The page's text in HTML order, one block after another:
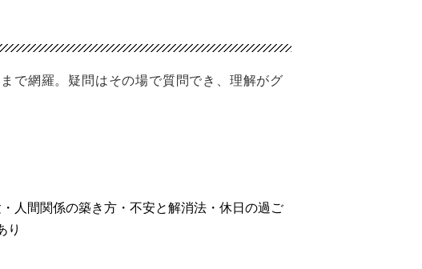
で網羅。疑問はその場で質問でき、理解がグ
人間関係の築き方・不安と解消法・休日の過ご
り